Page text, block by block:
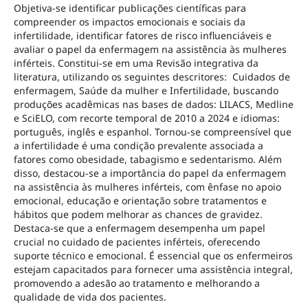
Objetiva-se identificar publicações científicas para
compreender os impactos emocionais e sociais da
infertilidade, identificar fatores de risco influenciáveis e
avaliar o papel da enfermagem na assistência às mulheres
inférteis. Constitui-se em uma Revisão integrativa da
literatura, utilizando os seguintes descritores: Cuidados de
enfermagem, Saúde da mulher e Infertilidade, buscando
produções acadêmicas nas bases de dados: LILACS, Medline
e SciELO, com recorte temporal de 2010 a 2024 e idiomas:
português, inglês e espanhol. Tornou-se compreensível que
a infertilidade é uma condição prevalente associada a
fatores como obesidade, tabagismo e sedentarismo. Além
disso, destacou-se a importância do papel da enfermagem
na assistência às mulheres inférteis, com ênfase no apoio
emocional, educação e orientação sobre tratamentos e
hábitos que podem melhorar as chances de gravidez.
Destaca-se que a enfermagem desempenha um papel
crucial no cuidado de pacientes inférteis, oferecendo
suporte técnico e emocional. É essencial que os enfermeiros
estejam capacitados para fornecer uma assistência integral,
promovendo a adesão ao tratamento e melhorando a
qualidade de vida dos pacientes.